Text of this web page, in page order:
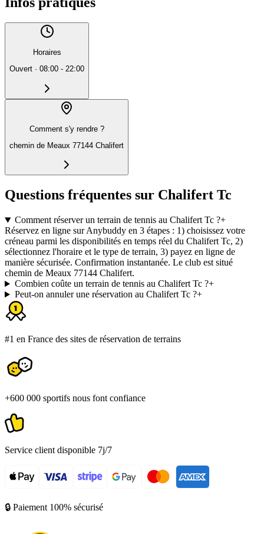
Horaires
Ouvert · 08:00 - 22:00
Comment s'y rendre ?
chemin de Meaux 77144 Chalifert
Questions fréquentes sur Chalifert Tc
Comment réserver un terrain de tennis au Chalifert Tc ?+
Réservez en ligne sur Anybuddy en 3 étapes : 1) choisissez votre
créneau parmi les disponibilités en temps réel du Chalifert Tc, 2)
sélectionnez l'horaire et le type de terrain, 3) payez en ligne de
manière sécurisée. Confirmation instantanée. Le club est situé
chemin de Meaux 77144 Chalifert.
Combien coûte un terrain de tennis au Chalifert Tc ?+
Peut-on annuler une réservation au Chalifert Tc ?+
#1 en France des sites de réservation de terrains
+600 000 sportifs nous font confiance
Service client disponible 7j/7
🔒 Paiement 100% sécurisé